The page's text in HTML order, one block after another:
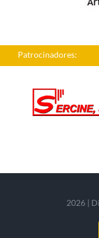
Patrocinadores:
2026 |